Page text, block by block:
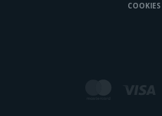
COOKIES